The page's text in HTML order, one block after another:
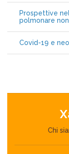
Prospettive
polmonare
Covid-19 e
Chi